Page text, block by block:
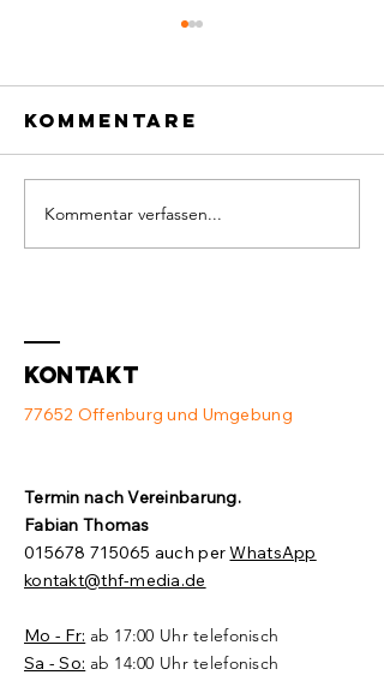
Defekter
Switch und
Kommentare
Kommentar verfassen...
Kontakt
77652 Offenburg und Umgebung
Termin nach Vereinbarung.​
Fabian Thomas
015678 715065 auch perWhatsApp
kontakt@thf-media.de
Mo - Fr: ab 17:00 Uhr telefonisch
Sa - So: ab 14:00 Uhr telefonisch